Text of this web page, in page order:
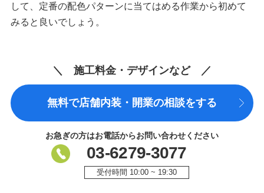
して、定番の配色パターンに当てはめる作業から初めて
みると良いでしょう。
＼ 施工料金・デザインなど ／
無料で店舗内装・開業の相談をする
お急ぎの方はお電話からお問い合わせください
03-6279-3077
受付時間 10:00 ~ 19:30